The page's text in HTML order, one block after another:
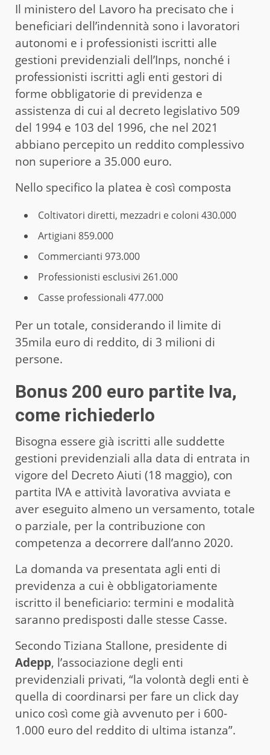
Il ministero del Lavoro ha precisato che i
beneficiari dell’indennità sono i lavoratori
autonomi e i professionisti iscritti alle
gestioni previdenziali dell’Inps, nonché i
professionisti iscritti agli enti gestori di
forme obbligatorie di previdenza e
assistenza di cui al decreto legislativo 509
del 1994 e 103 del 1996, che nel 2021
abbiano percepito un reddito complessivo
non superiore a 35.000 euro.
Nello specifico la platea è così composta
Coltivatori diretti, mezzadri e coloni 430.000
Artigiani 859.000
Commercianti 973.000
Professionisti esclusivi 261.000
Casse professionali 477.000
Per un totale, considerando il limite di
35mila euro di reddito, di 3 milioni di
persone.
Bonus 200 euro partite Iva,
come richiederlo
Bisogna essere già iscritti alle suddette
gestioni previdenziali alla data di entrata in
vigore del Decreto Aiuti (18 maggio), con
partita IVA e attività lavorativa avviata e
aver eseguito almeno un versamento, totale
o parziale, per la contribuzione con
competenza a decorrere dall’anno 2020.
La domanda va presentata agli enti di
previdenza a cui è obbligatoriamente
iscritto il beneficiario: termini e modalità
saranno predisposti dalle stesse Casse.
Secondo Tiziana Stallone, presidente di
Adepp, l’associazione degli enti
previdenziali privati, “la volontà degli enti è
quella di coordinarsi per fare un click day
unico così come già avvenuto per i 600-
1.000 euro del reddito di ultima istanza”.